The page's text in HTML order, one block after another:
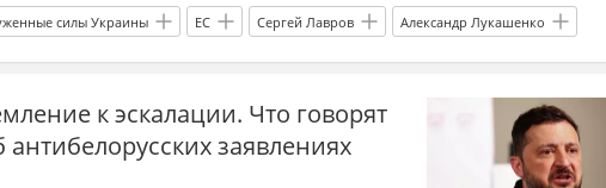
силы Украины ЕС Сергей Лавров Александр Лукашенко
Зеленский Россия эксперты Украина.ру
к эскалации. Что говорят
заявлениях